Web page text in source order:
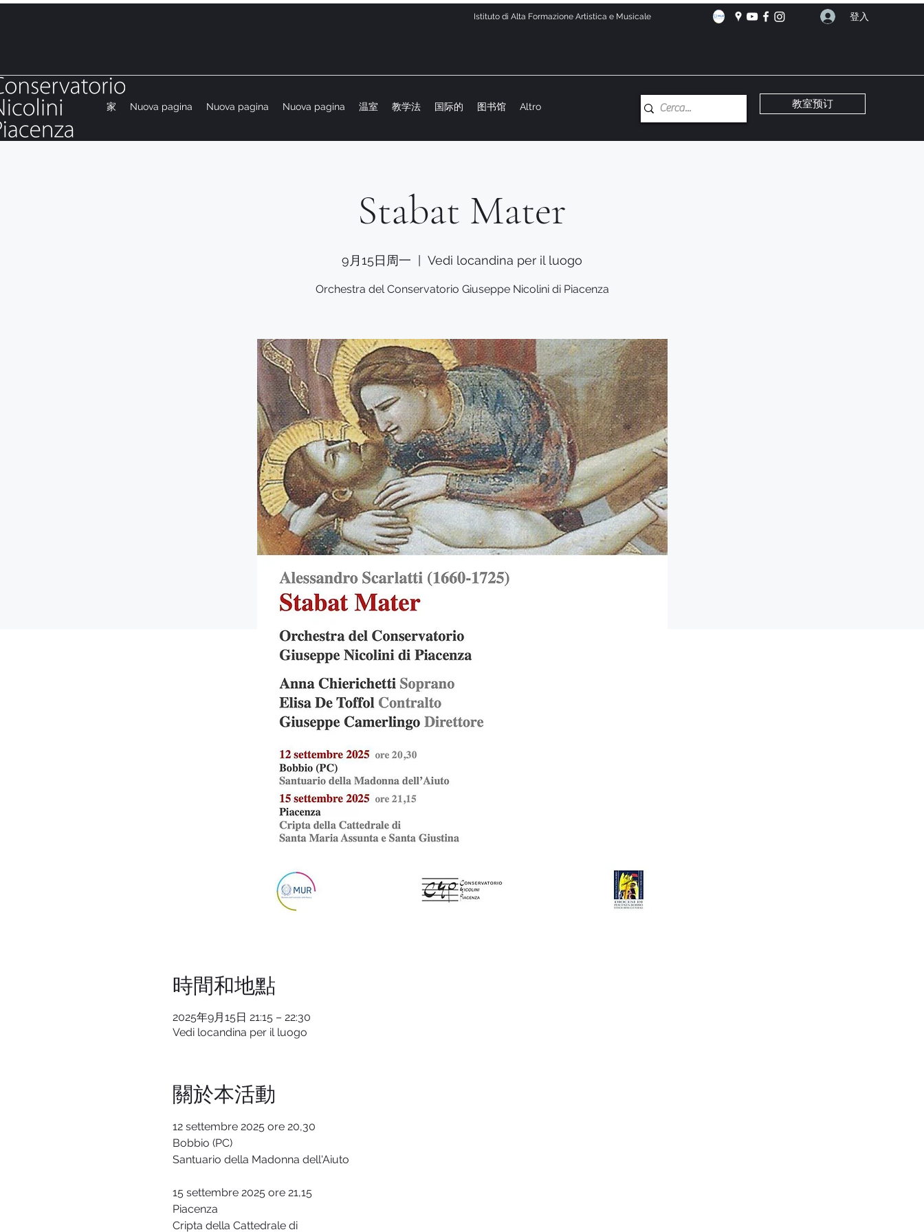
Istituto di Alta Formazione Artistica e Musicale 登入
家 Nuova pagina Nuova pagina Nuova pagina 温室 教学法 国际的 图书馆 Altro 教室预订
Stabat Mater
9月15日周一 Vedi locandina per il luogo
Orchestra del Conservatorio Giuseppe Nicolini di Piacenza
時間和地點
2025年9月15日 21:15 – 22:30
Vedi locandina per il luogo
關於本活動
12 settembre 2025 ore 20,30
Bobbio (PC)
Santuario della Madonna dell'Aiuto
15 settembre 2025 ore 21,15
Piacenza
Cripta della Cattedrale di